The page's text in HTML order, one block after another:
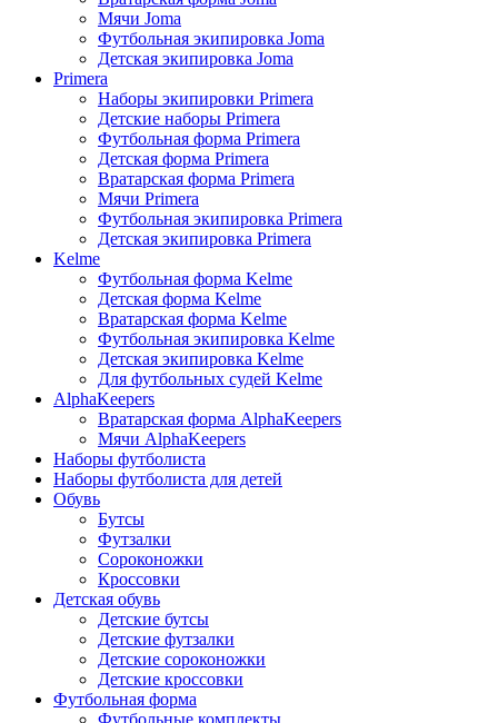
Мячи Joma
Футбольная экипировка Joma
Детская экипировка Joma
Primera
Наборы экипировки Primera
Детские наборы Primera
Футбольная форма Primera
Детская форма Primera
Вратарская форма Primera
Мячи Primera
Футбольная экипировка Primera
Детская экипировка Primera
Kelme
Футбольная форма Kelme
Детская форма Kelme
Вратарская форма Kelme
Футбольная экипировка Kelme
Детская экипировка Kelme
Для футбольных судей Kelme
AlphaKeepers
Вратарская форма AlphaKeepers
Мячи AlphaKeepers
Наборы футболиста
Наборы футболиста для детей
Обувь
Бутсы
Футзалки
Сороконожки
Кроссовки
Детская обувь
Детские бутсы
Детские футзалки
Детские сороконожки
Детские кроссовки
Футбольная форма
Футбольные комплекты